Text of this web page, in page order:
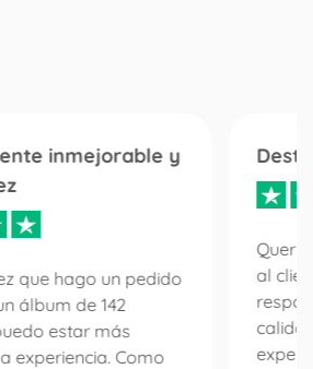
inmejorable y
que hago un pedido
álbum de 142
estar más
experiencia. Como
al